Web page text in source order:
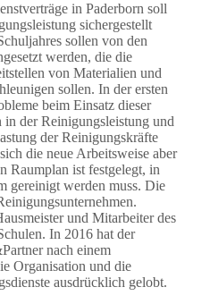
in Paderborn soll
sichergestellt
sollen von den
werden, die die
von Materialien und
sollen. In der ersten
beim Einsatz dieser
der Reinigungsleistung und
der Reinigungskräfte
die neue Arbeitsweise aber
Raumplan ist festgelegt, in
gereinigt werden muss. Die
und Mitarbeiter des
In 2016 hat der
nach einem
Organisation und die
ausdrücklich gelobt.